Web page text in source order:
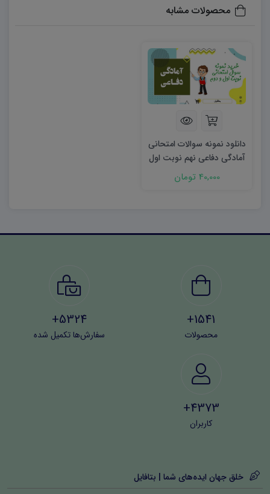
محصولات مشابه
دانلود نمونه سوالات امتحانی
آمادگی دفاعی نهم نوبت اول
۱۴۰۳ word
40,000 تومان
1541+
محصولات
5324+
سفارش‌ها تکمیل شده
4373+
کاربران
خلق جهان ایده‌های شما | بتافایل